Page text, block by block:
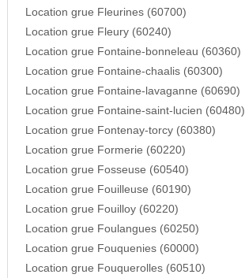
Location grue Fleurines (60700)
Location grue Fleury (60240)
Location grue Fontaine-bonneleau (60360)
Location grue Fontaine-chaalis (60300)
Location grue Fontaine-lavaganne (60690)
Location grue Fontaine-saint-lucien (60480)
Location grue Fontenay-torcy (60380)
Location grue Formerie (60220)
Location grue Fosseuse (60540)
Location grue Fouilleuse (60190)
Location grue Fouilloy (60220)
Location grue Foulangues (60250)
Location grue Fouquenies (60000)
Location grue Fouquerolles (60510)